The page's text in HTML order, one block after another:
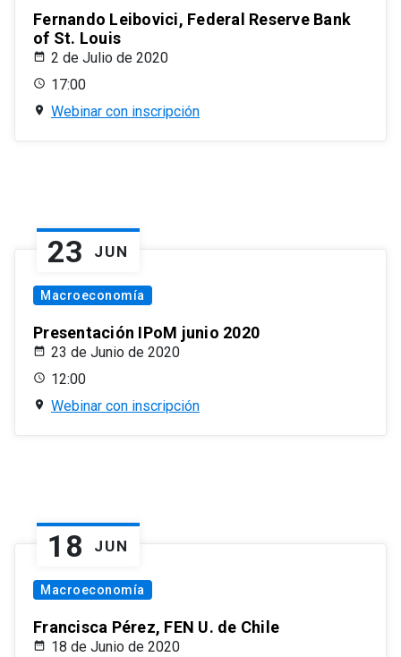
Fernando Leibovici, Federal Reserve Bank
of St. Louis
2 de Julio de 2020
17:00
Webinar con inscripción
23 JUN
Macroeconomía
Presentación IPoM junio 2020
23 de Junio de 2020
12:00
Webinar con inscripción
18 JUN
Macroeconomía
Francisca Pérez, FEN U. de Chile
18 de Junio de 2020